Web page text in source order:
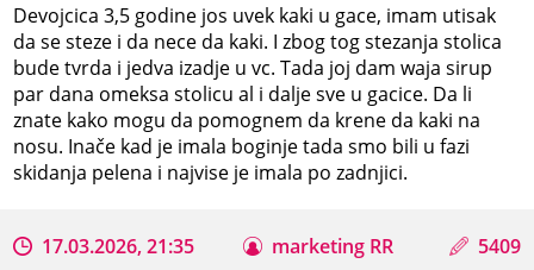
Devojcica 3,5 godine jos uvek kaki u gace, imam utisak
da se steze i da nece da kaki. I zbog tog stezanja stolica
bude tvrda i jedva izadje u vc. Tada joj dam waja sirup
par dana omeksa stolicu al i dalje sve u gacice. Da li
znate kako mogu da pomognem da krene da kaki na
nosu. Inače kad je imala boginje tada smo bili u fazi
skidanja pelena i najvise je imala po zadnjici.
17.03.2026, 21:35 marketing RR 5409